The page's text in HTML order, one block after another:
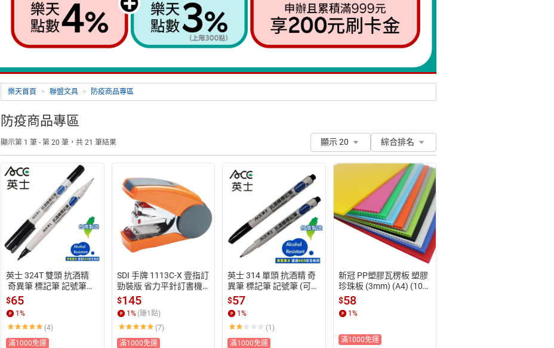
樂天首頁 > 聯盟文具 > 防疫商品專區
防疫商品專區
顯示第 1 筆 - 第 20 筆，共 21 筆結果 顯示 20 綜合排名
英士 324T 雙頭 抗酒精
奇異筆 標記筆 記號筆
(可抗75%酒精) (醫院、
實驗室專用)【APP滿額
下單10%點數(單一帳號
最高1500點)】8/31止
$65
1%
(4)
滿1000免運
SDI 手牌 1113C-X 壹指訂
勁裝版 省力平針訂書機
(適用10號釘書針) (抗菌
材質)【APP滿額下單1
0%點數(單一帳號最高15
00點)】8/31止
$145
1% (賺1點)
(7)
滿1000免運
英士 314 單頭 抗酒精 奇
異筆 標記筆 記號筆 (可抗
75%酒精) (醫院、實驗室
專用)【APP滿額下單1
0%點數(單一帳號最高15
00點)】8/31止
$57
1%
(1)
滿1000免運
新冠 PP塑膠瓦楞板 塑膠
珍珠板 (3mm) (A4) (10
入)【APP滿額下單10%
點數(單一帳號最高1500
點)】8/31止
$58
1%
滿1000免運